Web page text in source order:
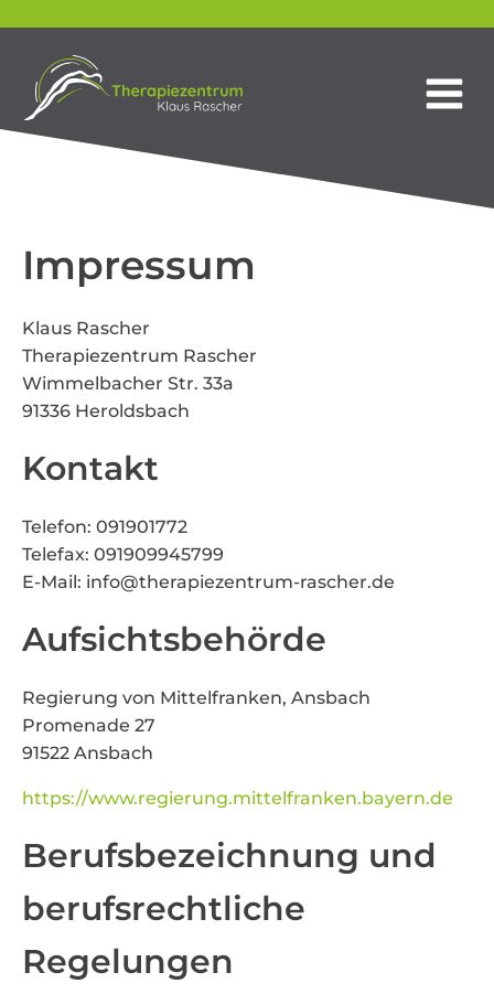
Impressum
Klaus Rascher
Therapiezentrum Rascher
Wimmelbacher Str. 33a
91336 Heroldsbach
Kontakt
Telefon: 091901772
Telefax: 091909945799
E-Mail: info@therapiezentrum-rascher.de
Aufsichtsbehörde
Regierung von Mittelfranken, Ansbach
Promenade 27
91522 Ansbach
https://www.regierung.mittelfranken.bayern.de
Berufsbezeichnung und
berufsrechtliche
Regelungen